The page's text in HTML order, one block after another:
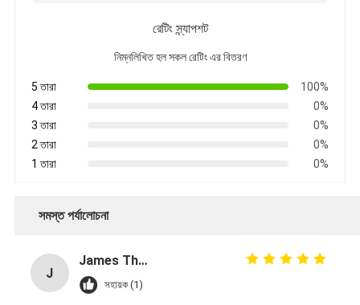
রেটিং স্ন্যাপশট
নিম্নলিখিত হল সকল রেটিং এর বিতরণ
5 তারা
100%
4 তারা
0%
3 তারা
0%
2 তারা
0%
1 তারা
0%
সমস্ত পর্যালোচনা
J
James Thompson
সহায়ক (1)